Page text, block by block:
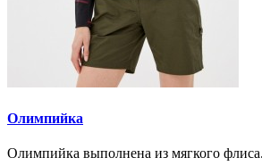
Олимпийка
Олимпийка выполнена из мягкого